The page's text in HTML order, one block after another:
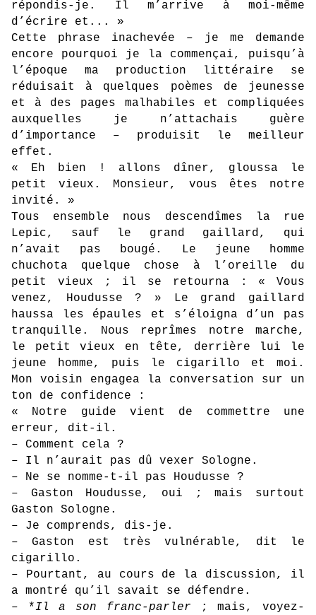
répondis-je. Il m’arrive à moi-même
d’écrire et... »
Cette phrase inachevée – je me demande
encore pourquoi je la commençai, puisqu’à
l’époque ma production littéraire se
réduisait à quelques poèmes de jeunesse
et à des pages malhabiles et compliquées
auxquelles je n’attachais guère
d’importance – produisit le meilleur
effet.
« Eh bien ! allons dîner, gloussa le
petit vieux. Monsieur, vous êtes notre
invité. »
Tous ensemble nous descendîmes la rue
Lepic, sauf le grand gaillard, qui
n’avait pas bougé. Le jeune homme
chuchota quelque chose à l’oreille du
petit vieux ; il se retourna : « Vous
venez, Houdusse ? » Le grand gaillard
haussa les épaules et s’éloigna d’un pas
tranquille. Nous reprîmes notre marche,
le petit vieux en tête, derrière lui le
jeune homme, puis le cigarillo et moi.
Mon voisin engagea la conversation sur un
ton de confidence :
« Notre guide vient de commettre une
erreur, dit-il.
– Comment cela ?
– Il n’aurait pas dû vexer Sologne.
– Ne se nomme-t-il pas Houdusse ?
– Gaston Houdusse, oui ; mais surtout
Gaston Sologne.
– Je comprends, dis-je.
– Gaston est très vulnérable, dit le
cigarillo.
– Pourtant, au cours de la discussion, il
a montré qu’il savait se défendre.
– *Il a son franc-parler ; mais, voyez-